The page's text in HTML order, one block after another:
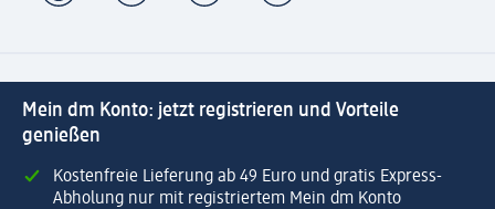
Mein dm Konto: jetzt registrieren und Vorteile
genießen
Kostenfreie Lieferung ab 49 Euro und gratis Express-
Abholung nur mit registriertem Mein dm Konto